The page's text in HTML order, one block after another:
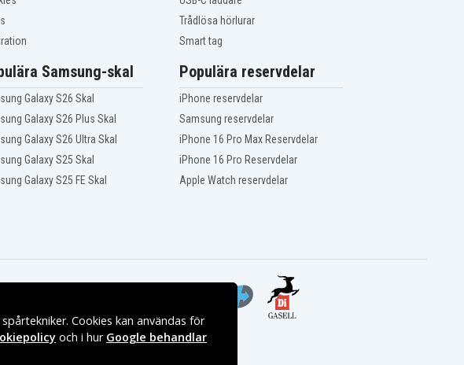
Trådlösa hörlurar
Smart tag
Samsung-skal
Galaxy S26 Skal
Galaxy S26 Plus Skal
Galaxy S26 Ultra Skal
Galaxy S25 Skal
Galaxy S25 FE Skal
Populära reservdelar
iPhone reservdelar
Samsung reservdelar
iPhone 16 Pro Max Reservdelar
iPhone 16 Pro Reservdelar
Apple Watch reservdelar
Cookies kan användas för
och i hur Google behandlar